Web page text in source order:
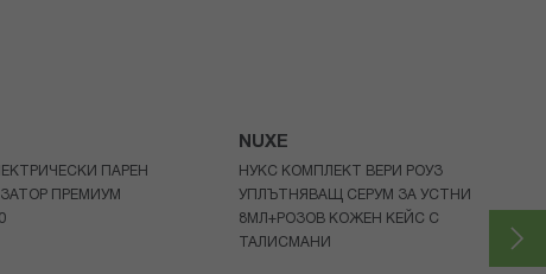
ПАРЕН
ПРЕМИУМ
NUXE
НУКС КОМПЛЕКТ ВЕРИ РОУЗ
УПЛЪТНЯВАЩ СЕРУМ ЗА УСТНИ
8МЛ+РОЗОВ КОЖЕН КЕЙС С
ТАЛИСМАНИ